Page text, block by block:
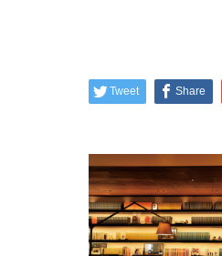
Tweet Share